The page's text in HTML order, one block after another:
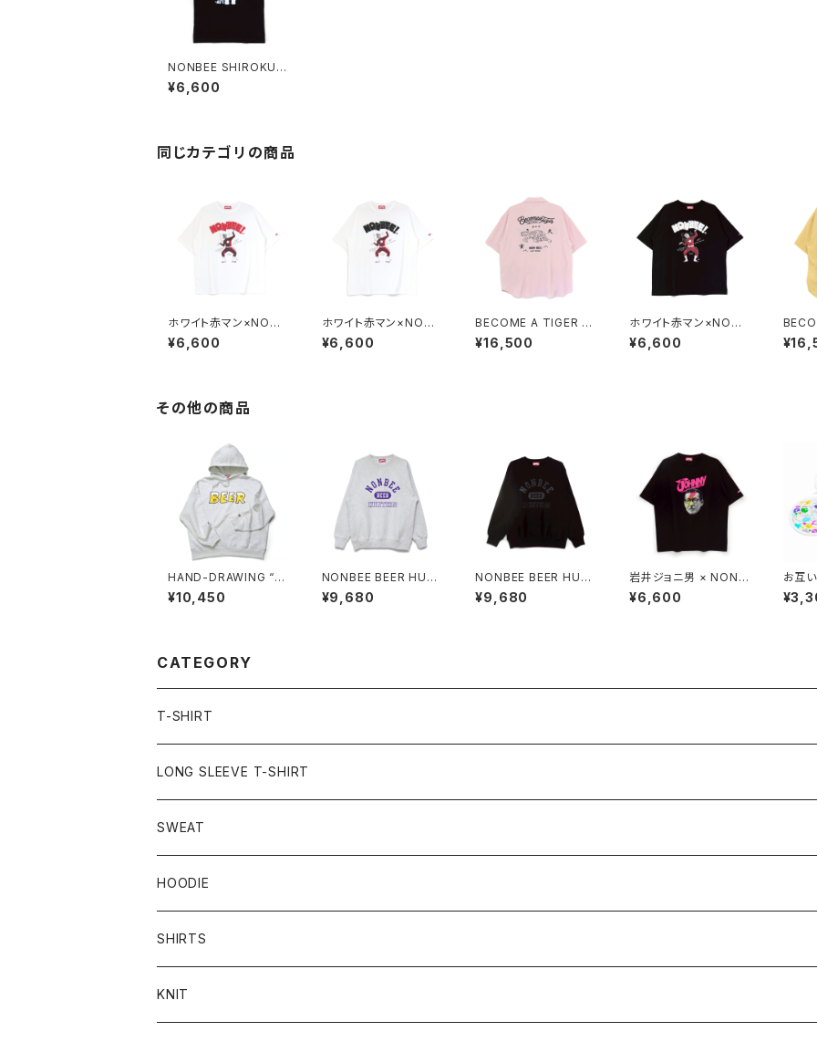
NONBEE SHIROKUM
A VODKA TEE black
¥6,600
同じカテゴリの商品
ホワイト赤マン×NONB
EE! COLLABORATIO
N TEE white/red
¥6,600
ホワイト赤マン×NONB
EE! COLLABORATIO
N TEE white/black
¥6,600
BECOME A TIGER E
MBROIDERED HALF
SLEEVE SHIRTS ligh
¥16,500
ホワイト赤マン×NONB
EE! COLLABORATIO
N TEE black/white
¥6,600
その他の商品
HAND-DRAWING “B
EER” HOODIE ash-g
rey
¥10,450
NONBEE BEER HUN
TERS SWEAT ash-g
ray/purple
¥9,680
NONBEE BEER HUN
TERS SWEAT black/
black
¥9,680
岩井ジョニ男 × NONB
EE! ボウイ風 COLLAB
TEE black/neon-pin
¥6,600
お互
BEE!
S
CATEGORY
T-SHIRT
LONG SLEEVE T-SHIRT
SWEAT
HOODIE
SHIRTS
KNIT